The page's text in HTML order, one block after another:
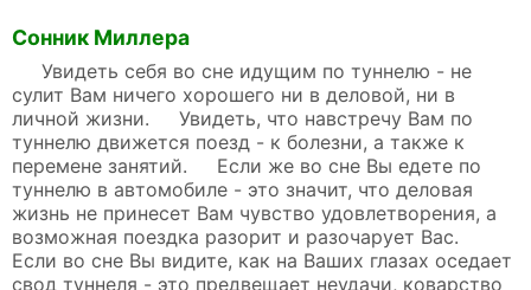
Сонник Миллера
Увидеть себя во сне идущим по туннелю - не
сулит Вам ничего хорошего ни в деловой, ни в
личной жизни. Увидеть, что навстречу Вам по
туннелю движется поезд - к болезни, а также к
перемене занятий. Если же во сне Вы едете по
туннелю в автомобиле - это значит, что деловая
жизнь не принесет Вам чувство удовлетворения, а
возможная поездка разорит и разочарует Вас.
Если во сне Вы видите, как на Ваших глазах оседает
свод туннеля - это предвещает неудачи, коварство